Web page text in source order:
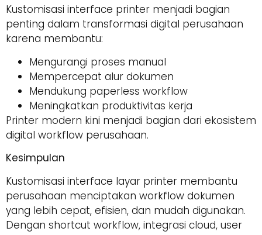
Kustomisasi interface printer menjadi bagian
penting dalam transformasi digital perusahaan
karena membantu:
Mengurangi proses manual
Mempercepat alur dokumen
Mendukung paperless workflow
Meningkatkan produktivitas kerja
Printer modern kini menjadi bagian dari ekosistem
digital workflow perusahaan.
Kesimpulan
Kustomisasi interface layar printer membantu
perusahaan menciptakan workflow dokumen
yang lebih cepat, efisien, dan mudah digunakan.
Dengan shortcut workflow, integrasi cloud, user